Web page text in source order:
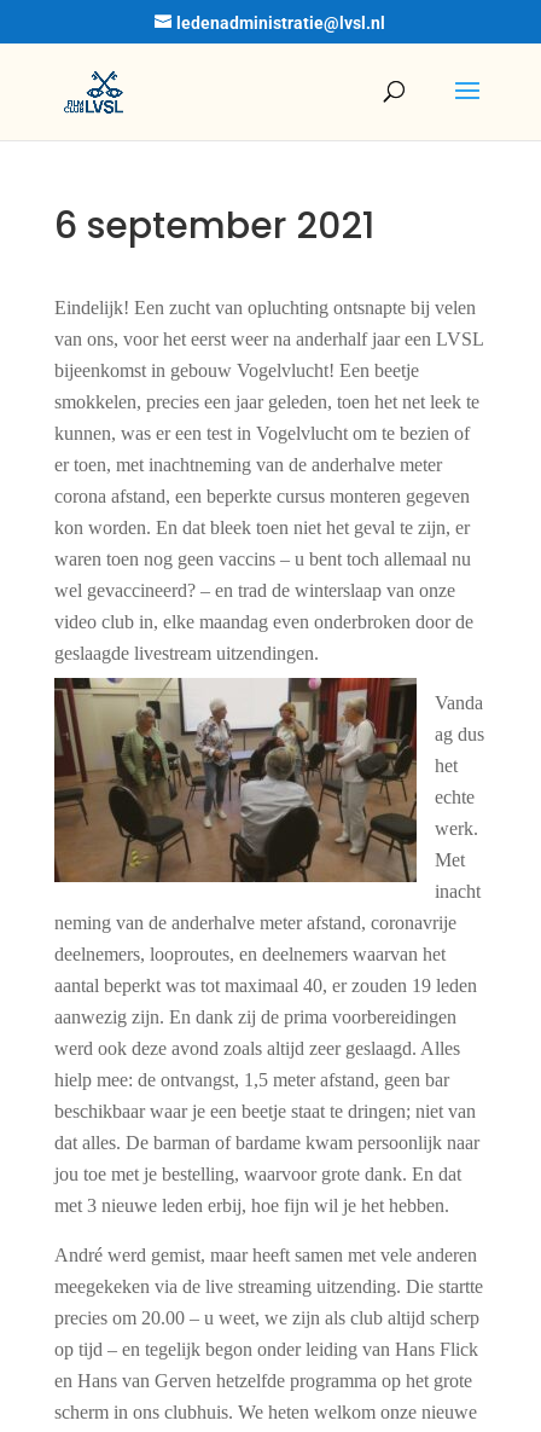
ledenadministratie@lvsl.nl
6 september 2021
Eindelijk! Een zucht van opluchting ontsnapte bij velen
van ons, voor het eerst weer na anderhalf jaar een LVSL
bijeenkomst in gebouw Vogelvlucht! Een beetje
smokkelen, precies een jaar geleden, toen het net leek te
kunnen, was er een test in Vogelvlucht om te bezien of
er toen, met inachtneming van de anderhalve meter
corona afstand, een beperkte cursus monteren gegeven
kon worden. En dat bleek toen niet het geval te zijn, er
waren toen nog geen vaccins – u bent toch allemaal nu
wel gevaccineerd? – en trad de winterslaap van onze
video club in, elke maandag even onderbroken door de
geslaagde livestream uitzendingen.
Vanda
ag dus
het
echte
werk.
Met
inacht
neming van de anderhalve meter afstand, coronavrije
deelnemers, looproutes, en deelnemers waarvan het
aantal beperkt was tot maximaal 40, er zouden 19 leden
aanwezig zijn. En dank zij de prima voorbereidingen
werd ook deze avond zoals altijd zeer geslaagd. Alles
hielp mee: de ontvangst, 1,5 meter afstand, geen bar
beschikbaar waar je een beetje staat te dringen; niet van
dat alles. De barman of bardame kwam persoonlijk naar
jou toe met je bestelling, waarvoor grote dank. En dat
met 3 nieuwe leden erbij, hoe fijn wil je het hebben.
André werd gemist, maar heeft samen met vele anderen
meegekeken via de live streaming uitzending. Die startte
precies om 20.00 – u weet, we zijn als club altijd scherp
op tijd – en tegelijk begon onder leiding van Hans Flick
en Hans van Gerven hetzelfde programma op het grote
scherm in ons clubhuis. We heten welkom onze nieuwe